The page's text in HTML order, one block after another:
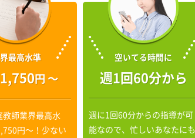
最高水準
1,750円 〜
教師業界最高水
円〜！少ない
空いてる時間に
週1回60分から
週に1回60分からの指導が可
能なので、忙しいあなたにも